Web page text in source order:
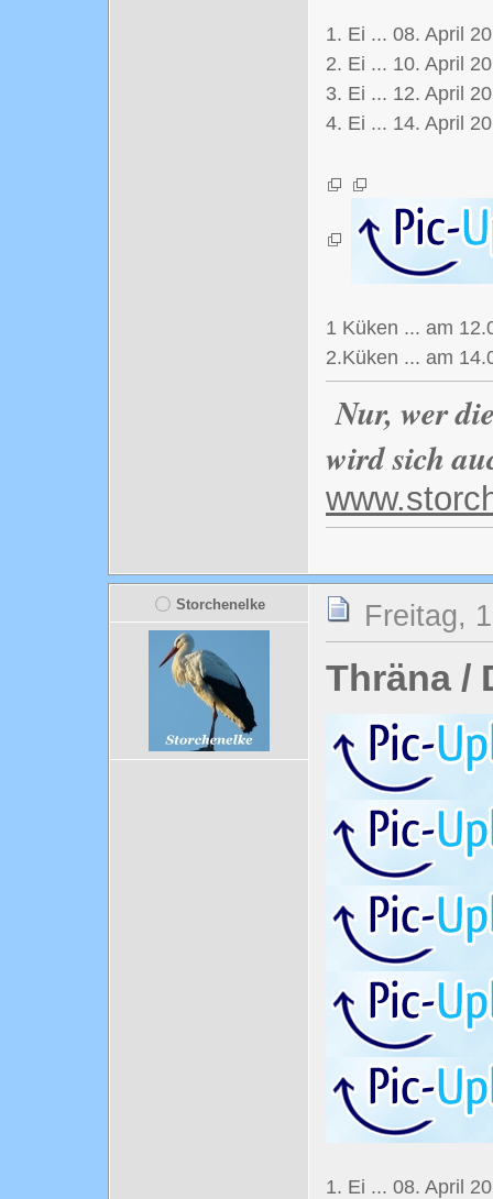
1. Ei ... 08. April
2. Ei ... 10. April
3. Ei ... 12. April
4. Ei ... 14. April
1 Küken ... am
2.Küken ... am
Nur, wer
wird sich
Storchenelke Freitag,
Thräna /
1. Ei ... 08. April